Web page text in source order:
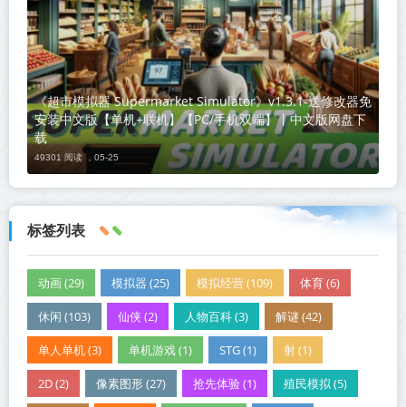
《超市模拟器 Supermarket Simulator》v1.3.1-送修改器免
安装中文版【单机+联机】【PC/手机双端】丨中文版网盘下
载
49301 阅读 ， 05-25
标签列表
动画 (29) 模拟器 (25) 模拟经营 (109) 体育 (6)
休闲 (103) 仙侠 (2) 人物百科 (3) 解谜 (42)
单人单机 (3) 单机游戏 (1) STG (1) 射 (1)
2D (2) 像素图形 (27) 抢先体验 (1) 殖民模拟 (5)